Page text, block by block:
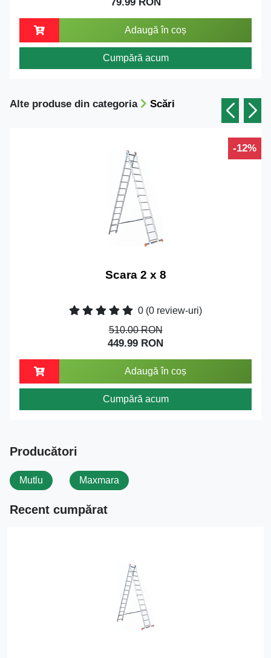
Adaugă în coș
Cumpără acum
Alte produse din categoria Scări
-12%
Scara 2 x 8
0 (0 review-uri)
510.00 RON
449.99 RON
Adaugă în coș
Cumpără acum
Producători
Mutlu Maxmara
Recent cumpărat